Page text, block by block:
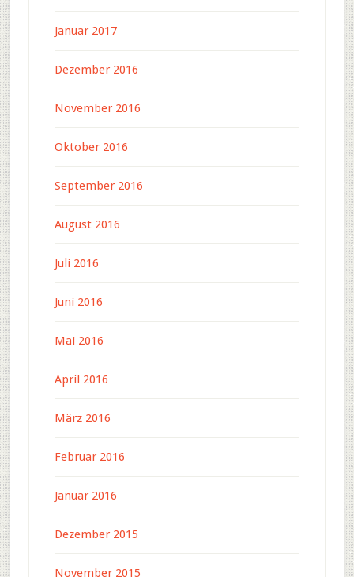
Januar 2017
Dezember 2016
November 2016
Oktober 2016
September 2016
August 2016
Juli 2016
Juni 2016
Mai 2016
April 2016
März 2016
Februar 2016
Januar 2016
Dezember 2015
November 2015